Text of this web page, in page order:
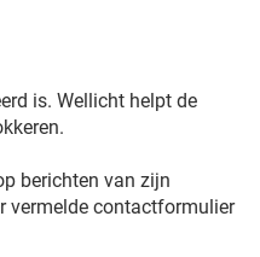
is. Wellicht helpt de
berichten van zijn
vermelde contactformulier